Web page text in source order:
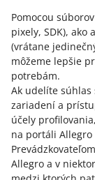
Pomocou
pixely, SDK), ako
(vrátane
môžeme lepšie
potrebám.
Ak udelíte súhlas
zariadení a
účely
na portáli
Allegro a v
požiadavkám,
nástroja na